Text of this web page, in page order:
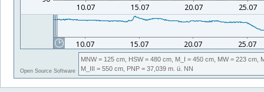
Open Source Software
MNW= 125 cm, HSW= 480 cm, M_I = 450 cm, MW= 223 cm,
M_III = 550 cm, PNP = 37,039 m. ü. NN